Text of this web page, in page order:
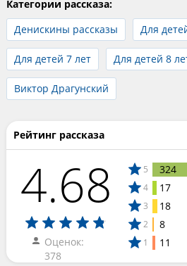
Категории рассказа:
Денискины рассказы
Для
Для детей 7 лет Для детей 8
Виктор Драгунский
Рейтинг рассказа
4.68
Оценок:
378
5 324
4 17
3 18
2 8
1 11